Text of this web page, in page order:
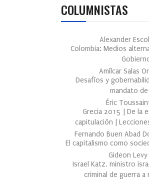
COLUMNISTAS
Alexander
Colombia: Medios
Amílcar Salas
Desafíos y
mandato de
Éric
Grecia 2015 | De la
capitulación |
Fernando Buen Abad
El capitalismo como
Gideon Levy
Israel Katz, ministro
criminal de guerra a